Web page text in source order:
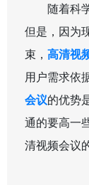
随着科学
但是，因为
束， 高清视
用户需求依
会议的优势
通的要高一
清视频会议